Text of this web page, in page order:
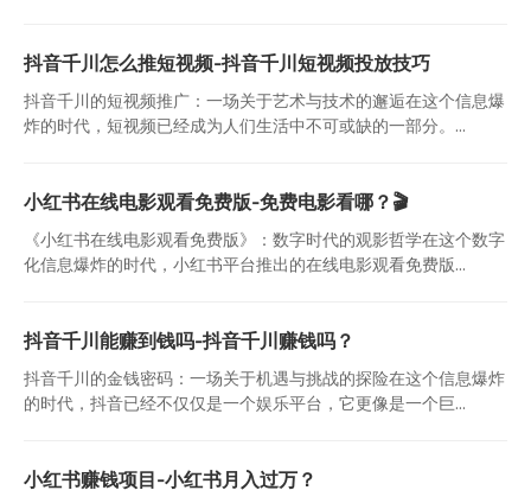
抖音千川怎么推短视频-抖音千川短视频投放技巧
抖音千川的短视频推广：一场关于艺术与技术的邂逅在这个信息爆
炸的时代，短视频已经成为人们生活中不可或缺的一部分。...
小红书在线电影观看免费版-免费电影看哪？🎬
《小红书在线电影观看免费版》：数字时代的观影哲学在这个数字
化信息爆炸的时代，小红书平台推出的在线电影观看免费版...
抖音千川能赚到钱吗-抖音千川赚钱吗？
抖音千川的金钱密码：一场关于机遇与挑战的探险在这个信息爆炸
的时代，抖音已经不仅仅是一个娱乐平台，它更像是一个巨...
小红书赚钱项目-小红书月入过万？